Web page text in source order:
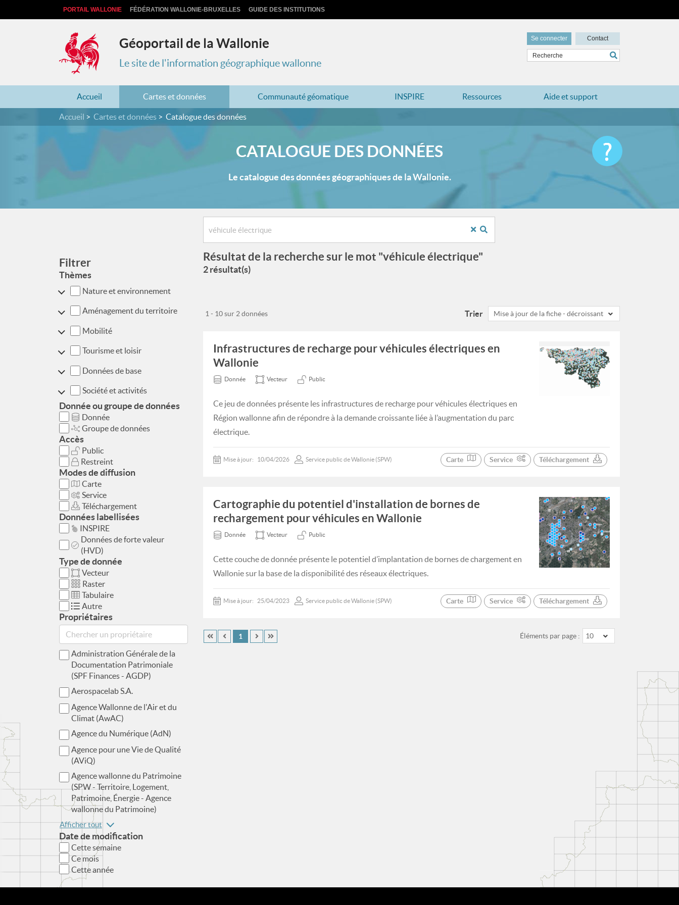
PORTAIL WALLONIE FÉDÉRATION WALLONIE-BRUXELLES GUIDE DES INSTITUTIONS
Géoportail de la Wallonie
Le site de l'information géographique wallonne
Se connecter Contact
Accueil Cartes et données Communauté géomatique INSPIRE Ressources Aide et support
Accueil Cartes et données Catalogue des données
CATALOGUE DES DONNÉES
Le catalogue des données géographiques de la Wallonie.
Filtrer
Thèmes
Nature et environnement
Aménagement du territoire
Mobilité
Tourisme et loisir
Données de base
Société et activités
Donnée ou groupe de données
Donnée
Groupe de données
Accès
Public
Restreint
Modes de diffusion
Carte
Service
Téléchargement
Données labellisées
INSPIRE
Données de forte valeur
(HVD)
Type de donnée
Vecteur
Raster
Tabulaire
Autre
Propriétaires
Administration Générale de la
Documentation Patrimoniale
(SPF Finances - AGDP)
Aerospacelab S.A.
Agence Wallonne de l'Air et du
Climat (AwAC)
Agence du Numérique (AdN)
Agence pour une Vie de Qualité
(AViQ)
Agence wallonne du Patrimoine
(SPW - Territoire, Logement,
Patrimoine, Énergie - Agence
wallonne du Patrimoine)
Afficher tout
Date de modification
Cette semaine
Ce mois
Cette année
Résultat de la recherche sur le mot "véhicule électrique"
2 résultat(s)
Trier Mise à jour de la fiche - décroissant
1 - 10 sur 2 données
Infrastructures de recharge pour véhicules électriques en
Wallonie
Donnée Vecteur Public
Ce jeu de données présente les infrastructures de recharge pour véhicules électriques en
Région wallonne afin de répondre à la demande croissante liée à l’augmentation du parc
électrique.
Mise à jour: 10/04/2026 Service public de Wallonie (SPW) Carte Service Téléchargement
Cartographie du potentiel d'installation de bornes de
rechargement pour véhicules en Wallonie
Donnée Vecteur Public
Cette couche de donnée présente le potentiel d’implantation de bornes de chargement en
Wallonie sur la base de la disponibilité des réseaux électriques.
Mise à jour: 25/04/2023 Service public de Wallonie (SPW) Carte Service Téléchargement
Éléments par page : 10
1